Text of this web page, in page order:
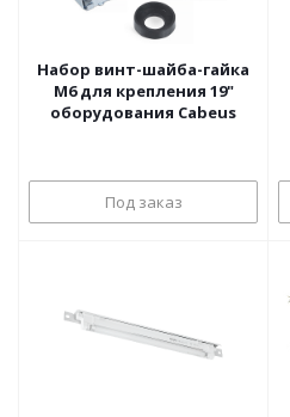
Набор винт-шайба-гайка
М6 для крепления 19"
оборудования Cabeus
Под заказ